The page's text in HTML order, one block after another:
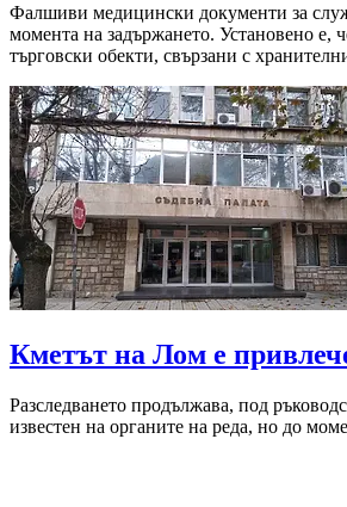
Фалшиви медицински документи за
момента на задържането. Установено е,
търговски обекти, свързани с
Кметът на Лом е
Разследването продължава, под
известен на органите на реда, но до